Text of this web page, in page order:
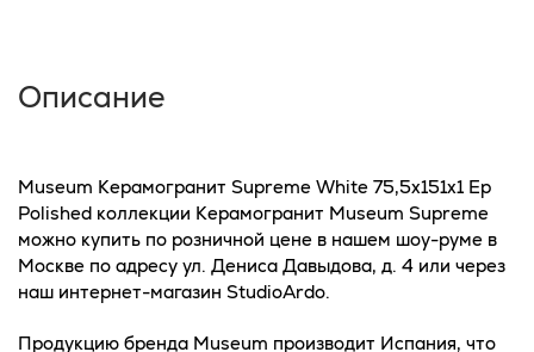
Описание
Museum Керамогранит Supreme White 75,5x151x1 Ep
Polished коллекции Керамогранит Museum Supreme
можно купить по розничной цене в нашем шоу-руме в
Москве по адресу ул. Дениса Давыдова, д. 4 или через
наш интернет-магазин StudioArdo.
Продукцию бренда Museum производит Испания, что